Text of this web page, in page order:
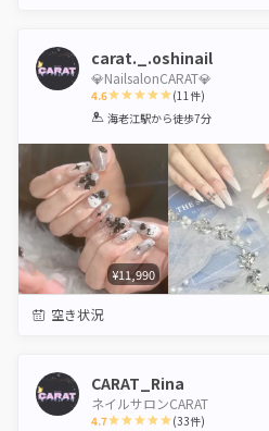
carat._.oshinail
💎NailsalonCARAT💎
4.6
1 2 3 4 5
(11件)
海老江駅から徒歩7分
¥11,990
空き状況
CARAT_Rina
ネイルサロンCARAT
4.7 (33件)